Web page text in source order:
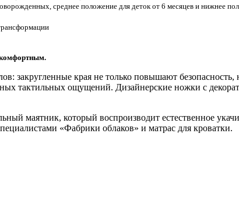
среднее положение для деток от 6 месяцев и нижнее
закругленные края не только повышают
тактильных ощущений. Дизайнерские ножки с
маятник, который воспроизводит естественное
«Фабрики облаков» и матрас для кроватки.